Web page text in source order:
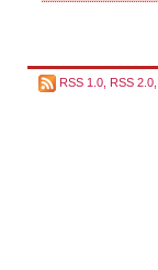
RSS 1.0 RSS 2.0